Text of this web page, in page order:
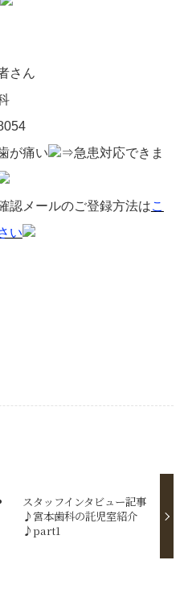
さん
が痛い
⇒急患対応できま
認メールのご登録方法はこ
い
スタッフインタビュー記事
♪宮本歯科の託児室紹介
♪part1